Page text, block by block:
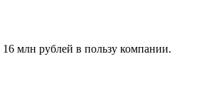
млн рублей в пользу компании.